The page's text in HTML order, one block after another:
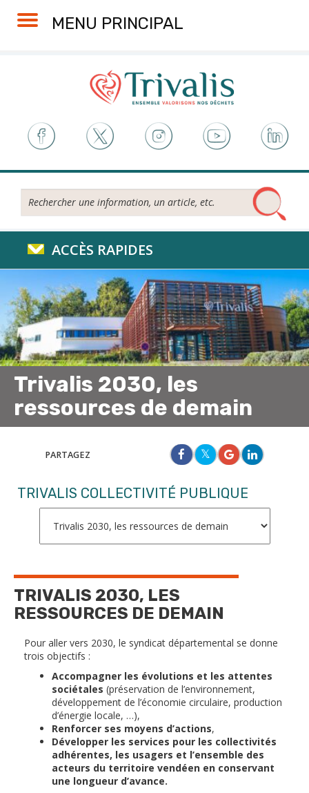
MENU PRINCIPAL
Rechercher...
ACCÈS RAPIDES
Trivalis 2030, les
ressources de demain
PARTAGEZ
TRIVALIS COLLECTIVITÉ PUBLIQUE
TRIVALIS 2030, LES
RESSOURCES DE DEMAIN
Pour aller vers 2030, le syndicat départemental se donne
trois objectifs :
Accompagner les évolutions et les attentes
sociétales (préservation de l’environnement,
développement de l’économie circulaire, production
d’énergie locale, …),
Renforcer ses moyens d’actions,
Développer les services pour les collectivités
adhérentes, les usagers et l’ensemble des
acteurs du territoire vendéen en conservant
une longueur d’avance.